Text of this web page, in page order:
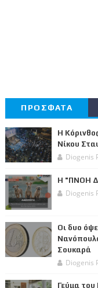
ΠΡΟΣΦΑΤΑ
Η
Νίκου
Diogenis
Η "ΠΝΟΗ
Diogenis
Οι δυο
Σουκαρά
Diogenis
Γεύμα του